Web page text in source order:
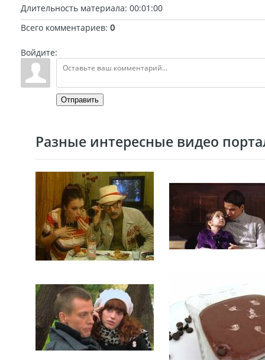
Длительность материала: 00:01:00
Всего комментариев: 0
Войдите:
Отправить
Разные интересные видео